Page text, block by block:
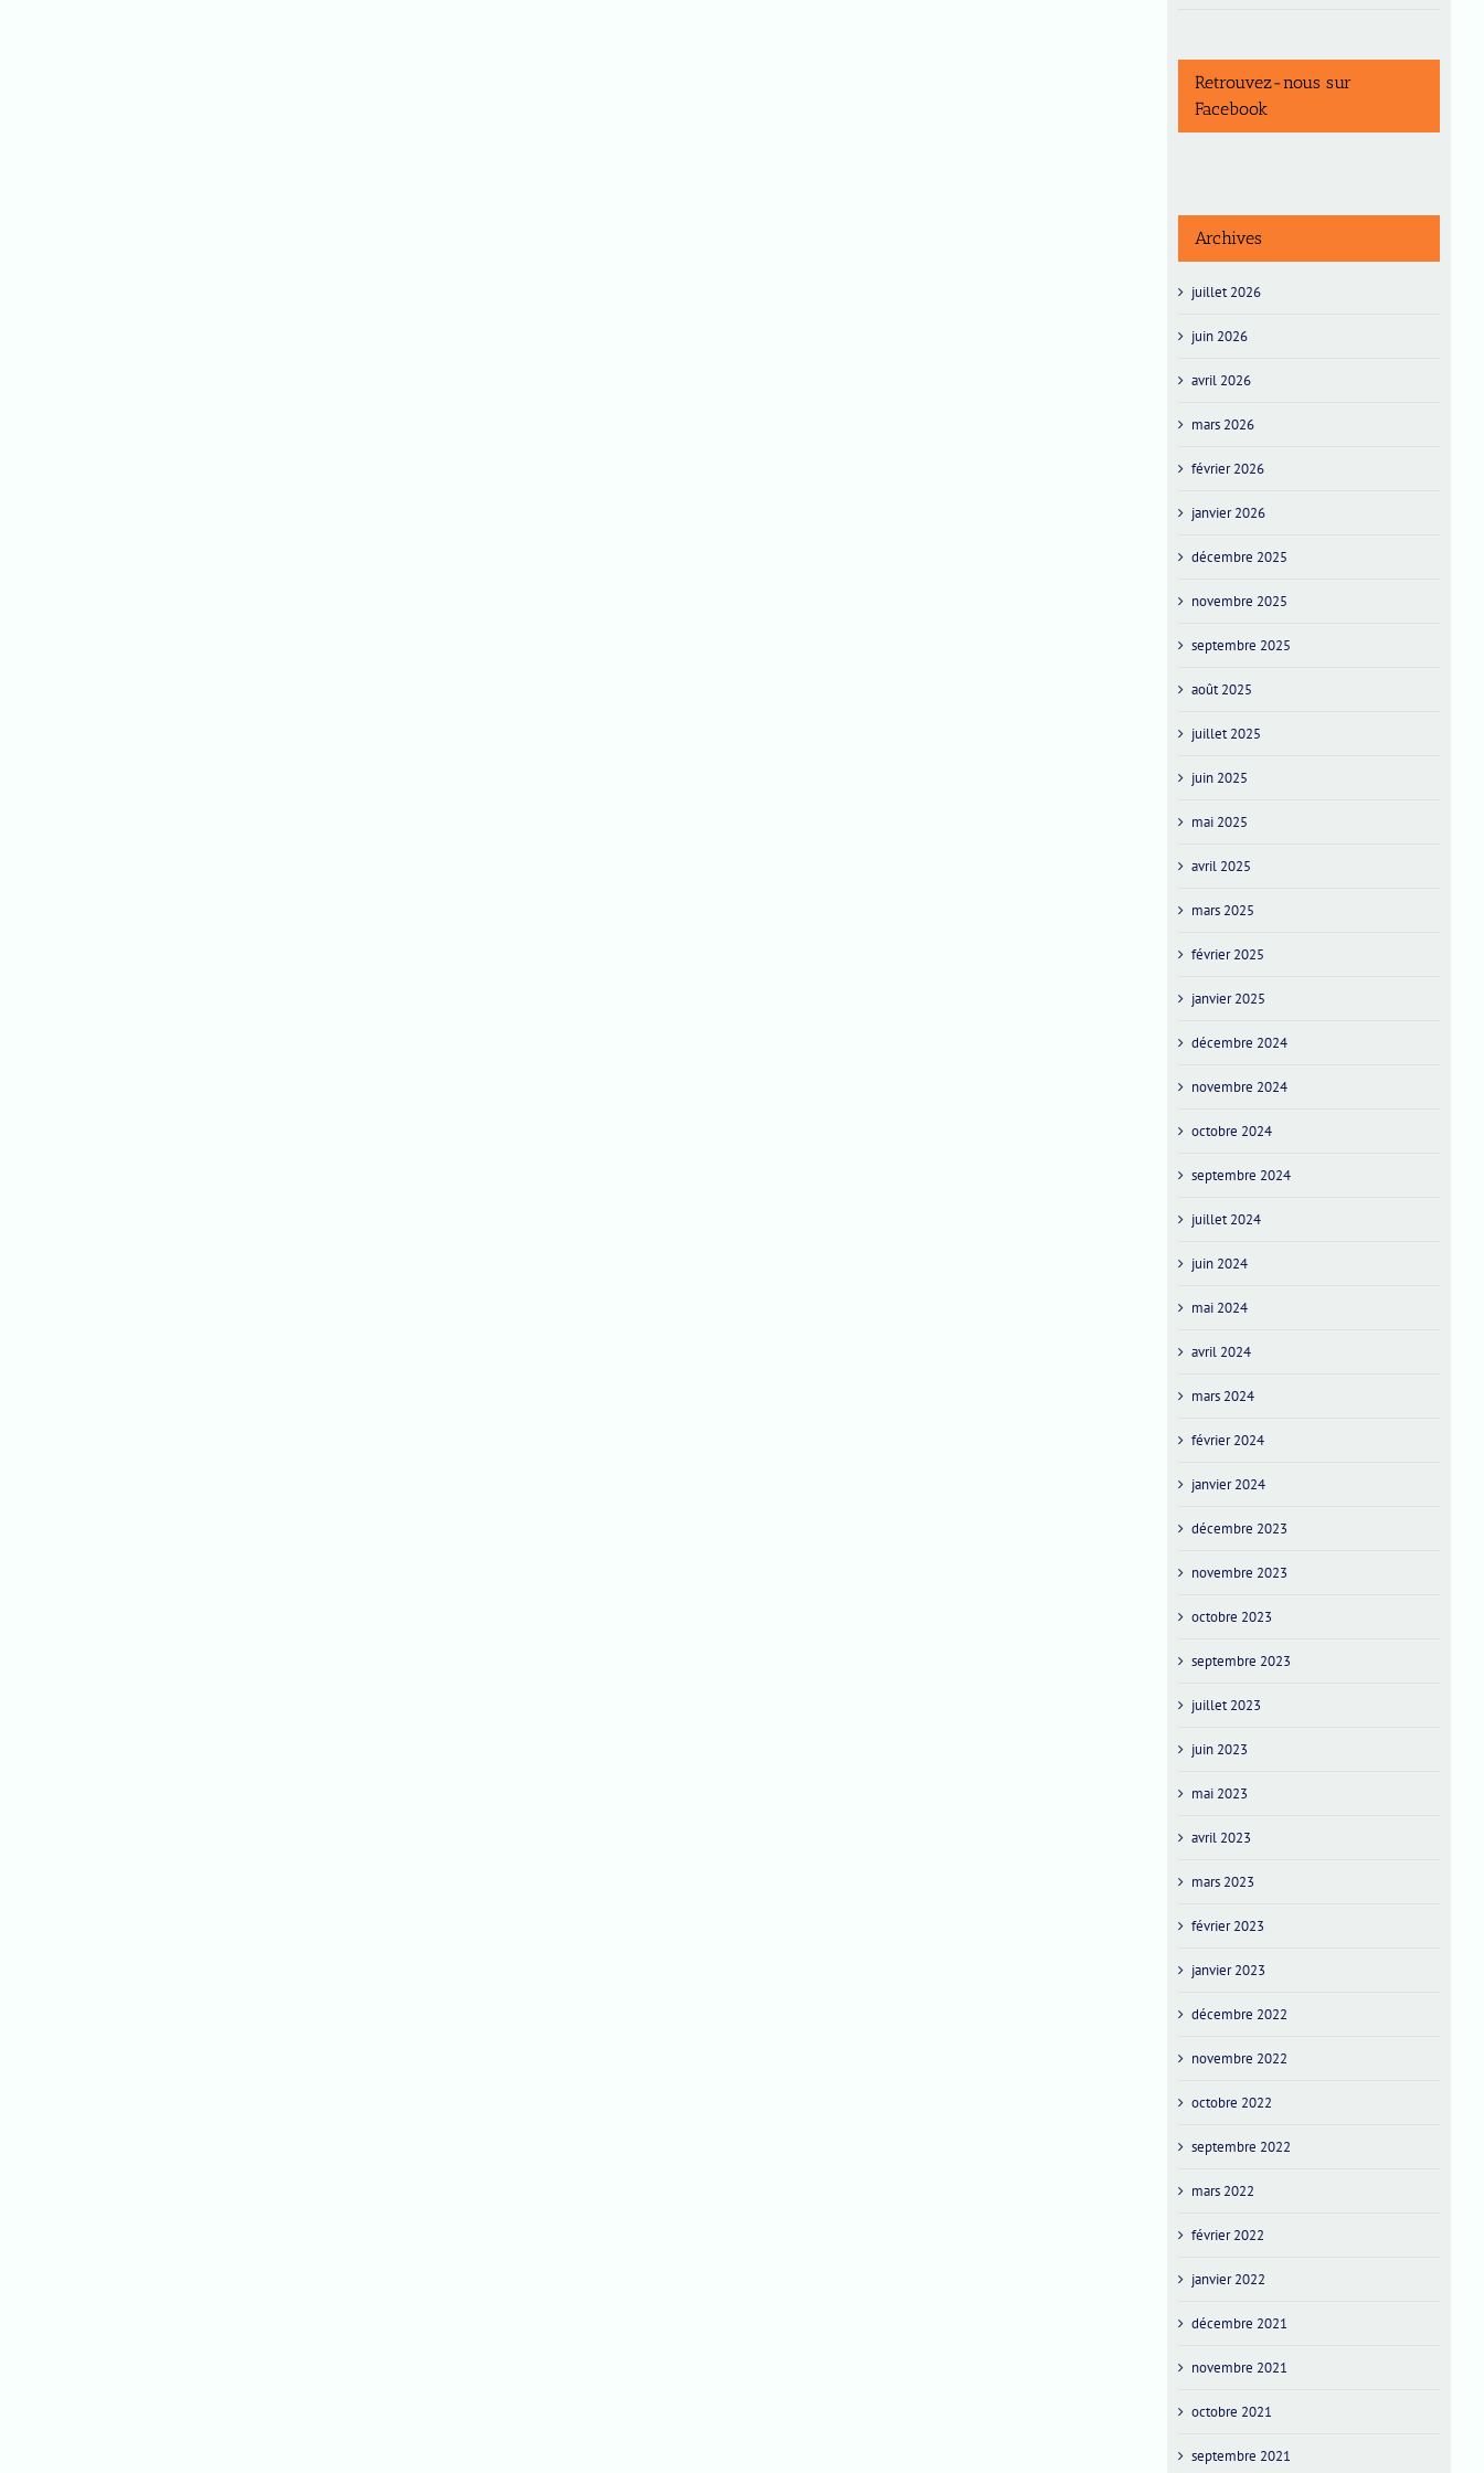
Retrouvez-nous sur
Facebook
Archives
juillet 2026
juin 2026
avril 2026
mars 2026
février 2026
janvier 2026
décembre 2025
novembre 2025
septembre 2025
août 2025
juillet 2025
juin 2025
mai 2025
avril 2025
mars 2025
février 2025
janvier 2025
décembre 2024
novembre 2024
octobre 2024
septembre 2024
juillet 2024
juin 2024
mai 2024
avril 2024
mars 2024
février 2024
janvier 2024
décembre 2023
novembre 2023
octobre 2023
septembre 2023
juillet 2023
juin 2023
mai 2023
avril 2023
mars 2023
février 2023
janvier 2023
décembre 2022
novembre 2022
octobre 2022
septembre 2022
mars 2022
février 2022
janvier 2022
décembre 2021
novembre 2021
octobre 2021
septembre 2021